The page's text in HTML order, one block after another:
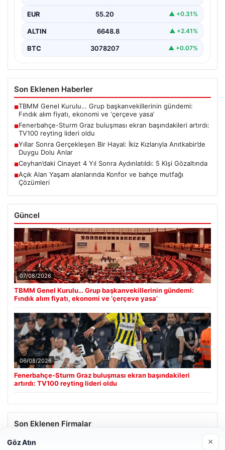
EUR 55.20 ▲ +0.31%
ALTIN 6648.8 ▲ +2.41%
BTC 3078207 ▲ +0.07%
Son Eklenen Haberler
■TBMM Genel Kurulu… Grup başkanvekillerinin gündemi:
Fındık alım fiyatı, ekonomi ve ‘çerçeve yasa’
■Fenerbahçe-Sturm Graz buluşması ekran başındakileri artırdı:
TV100 reyting lideri oldu
■Yıllar Sonra Gerçekleşen Bir Hayal: İkiz Kızlarıyla Anıtkabir’de
Duygu Dolu Anlar
■Ceyhan’daki Cinayet 4 Yıl Sonra Aydınlatıldı: 5 Kişi Gözaltında
■Açık Alan Yaşam alanlarında Konfor ve bahçe mutfağı
Çözümleri
Güncel
07/08/2026
TBMM Genel Kurulu… Grup başkanvekillerinin gündemi:
Fındık alım fiyatı, ekonomi ve ‘çerçeve yasa’
06/08/2026
Fenerbahçe-Sturm Graz buluşması ekran başındakileri
artırdı: TV100 reyting lideri oldu
Son Eklenen Firmalar
Göz Atın ×